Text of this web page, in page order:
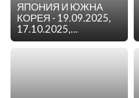
ЯПОНИЯ И ЮЖНА
КОРЕЯ - 19.09.2025,
17.10.2025,
07.11.2025